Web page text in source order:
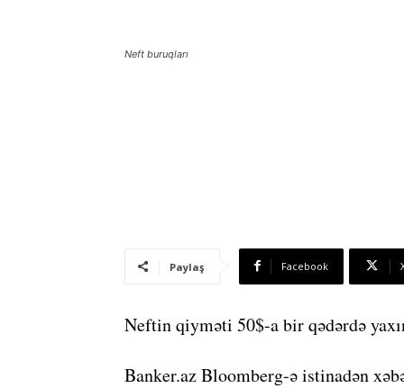
Neft buruqları
Paylaş Facebook
Neftin qiyməti 50$-a bir qədərdə
Banker.az Bloomberg-ə istinadən